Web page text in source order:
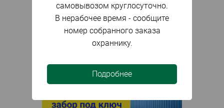
252 ₽ компл. Заказать
самовывозом круглосуточно.
В нерабочее время - сообщите
номер собранного заказа
охраннику.
Подробнее